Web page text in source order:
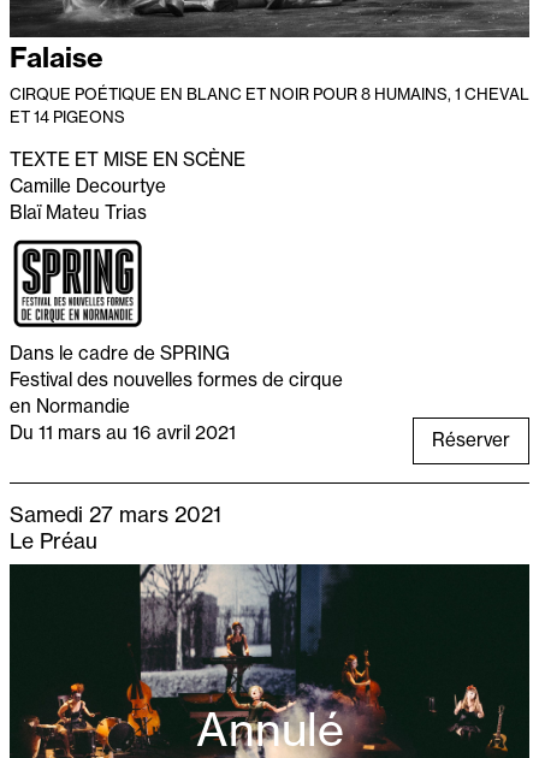
Falaise
CIRQUE POÉTIQUE EN BLANC ET NOIR POUR 8 HUMAINS, 1 CHEVAL
ET 14 PIGEONS
TEXTE ET MISE EN SCÈNE
Camille Decourtye
Blaï Mateu Trias
Dans le cadre de SPRING
Festival des nouvelles formes de cirque
en Normandie
Du 11 mars au 16 avril 2021
Réserver
Samedi 27 mars 2021
Le Préau
Annulé